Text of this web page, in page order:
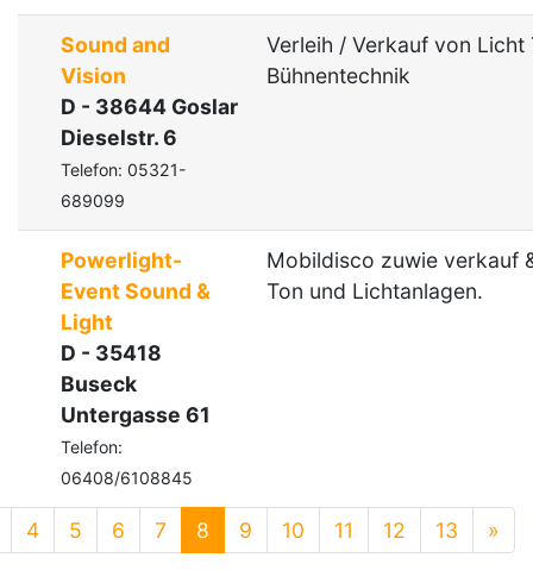
Sound and
Vision
D - 38644 Goslar
Dieselstr. 6
Telefon: 05321-
689099
Verleih / Verkauf von Licht
Bühnentechnik
Powerlight-
Event Sound &
Light
D - 35418
Buseck
Untergasse 61
Telefon:
06408/6108845
Mobildisco zuwie verkauf
Ton und Lichtanlagen.
4 5 6 7 8 9 10 11 12 13 »